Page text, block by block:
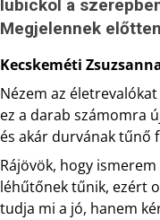
lubickol a
Megjelennek
Kecskeméti
Nézem az
ez a darab számomra
és akár durvának tűnő
Rájövök, hogy
léhűtőnek tűnik, ezért
tudja mi a jó, hanem